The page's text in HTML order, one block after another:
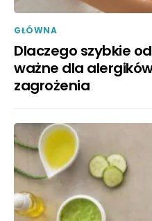
GŁÓWNA
Dlaczego szybkie
ważne dla
zagrożenia